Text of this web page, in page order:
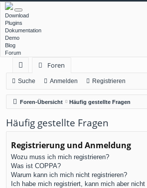
Download
Plugins
Dokumentation
Demo
Blog
Forum
ch
ne
llz
ug
rif
f
Foren
Suche Anmelden Registrieren
Foren-Übersicht Häufig gestellte Fragen
Häufig gestellte Fragen
Registrierung und Anmeldung
Wozu muss ich mich registrieren?
Was ist COPPA?
Warum kann ich mich nicht registrieren?
Ich habe mich registriert, kann mich aber nicht